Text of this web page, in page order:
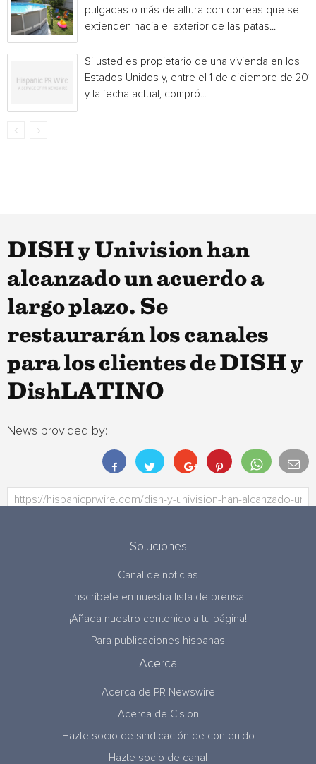
pulgadas o más de altura con correas que se
extienden hacia el exterior de las patas...
Si usted es propietario de una vivienda en los
Estados Unidos y, entre el 1 de diciembre de
y la fecha actual, compró...
DISH y Univision han
alcanzado un acuerdo a
largo plazo. Se
restaurarán los canales
para los clientes de DISH y
DishLATINO
News provided by:
Soluciones
Canal de noticias
Inscríbete en nuestra lista de prensa
¡Añada nuestro contenido a tu página!
Para publicaciones hispanas
Acerca
Acerca de PR Newswire
Acerca de Cision
Hazte socio de sindicación de contenido
Hazte socio de canal